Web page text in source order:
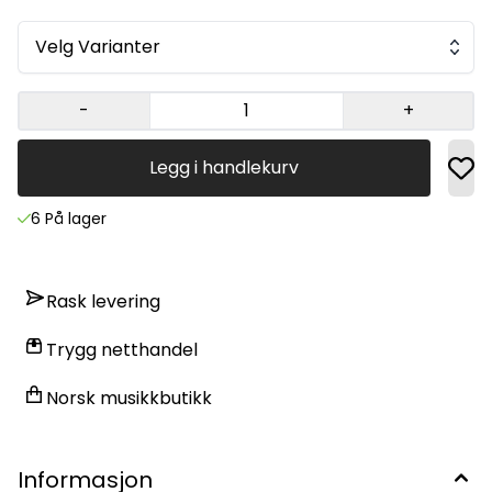
Stainless Steel Flat Wound B/H5: 128 Stainless Steel Flat
Wound
Velg Varianter
- +
Legg i handlekurv
6 På lager
Rask levering
Trygg netthandel
Norsk musikkbutikk
Informasjon